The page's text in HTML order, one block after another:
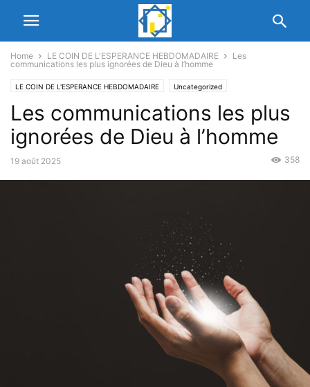
Home LE COIN DE L'ESPERANCE HEBDOMADAIRE
Les
communications les plus ignorées de Dieu à l’homme
LE COIN DE L'ESPERANCE HEBDOMADAIRE Uncategorized
Les communications les plus
ignorées de Dieu à l’homme
19 août 2025 358